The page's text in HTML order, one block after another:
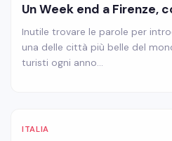
Un Week end a Firenze,
Inutile trovare le parole per
una delle città più belle del
turisti ogni anno…
ITALIA